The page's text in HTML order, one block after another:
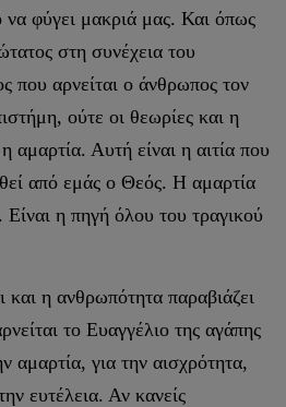
φύγει μακριά μας. Και όπως
στη συνέχεια του
που αρνείται ο άνθρωπος τον
ούτε οι θεωρίες και η
αμαρτία. Αυτή είναι η αιτία που
από εμάς ο Θεός. Η αμαρτία
η πηγή όλου του τραγικού
η ανθρωπότητα παραβιάζει
το Ευαγγέλιο της αγάπης
αμαρτία, για την αισχρότητα,
ευτέλεια. Αν κανείς